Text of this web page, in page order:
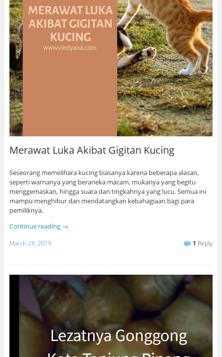
Merawat Luka Akibat Gigitan Kucing
Seseorang memelihara kucing biasanya karena beberapa alasan,
seperti warnanya yang beraneka macam, mukanya yang begitu
menggemaskan, hingga suara dan tingkahnya yang lucu. Semua ini
mampu menghibur dan mendatangkan kebahagiaan bagi para
pemiliknya.
Continue reading →
March 28, 2019 1 Reply